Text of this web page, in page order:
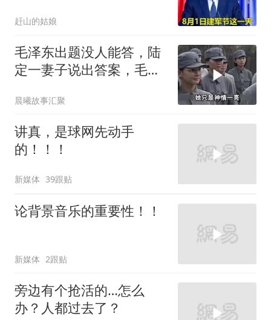
赶山的姑娘
毛泽东出题没人能答，陆
定一妻子说出答案，毛主
晨曦故事汇聚
讲真，是球网先动手
的！！！
新媒体 39跟贴
论背景音乐的重要性！！
新媒体 2跟贴
旁边有个抢活的…怎么
办？人都过去了？